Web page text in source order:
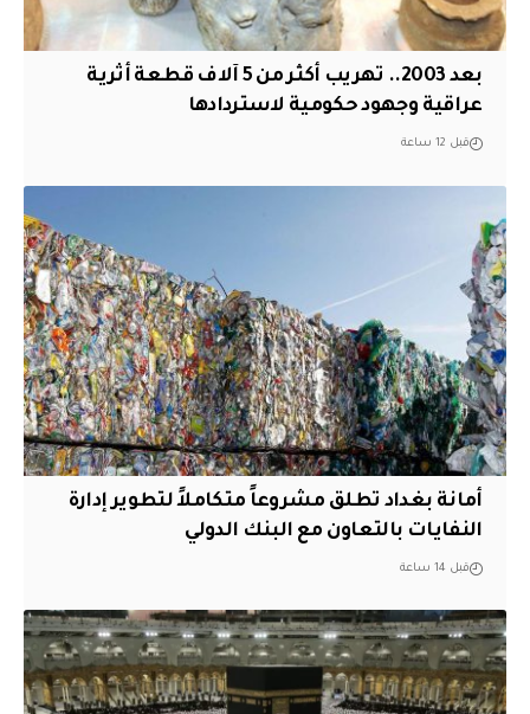
بعد 2003.. تهريب أكثر من 5 آلاف قطعة أثرية
عراقية وجهود حكومية لاستردادها
قبل 12 ساعة
أمانة بغداد تطلق مشروعاً متكاملاً لتطوير إدارة
النفايات بالتعاون مع البنك الدولي
قبل 14 ساعة